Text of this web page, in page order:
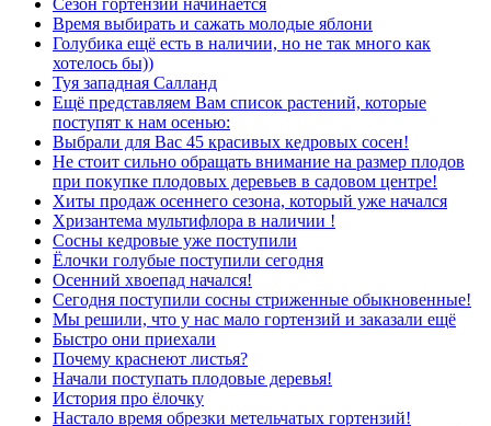
Сезон гортензий начинается
Время выбирать и сажать молодые яблони
Голубика ещё есть в наличии, но не так много как
хотелось бы))
Туя западная Салланд
Ещё представляем Вам список растений, которые
поступят к нам осенью:
Выбрали для Вас 45 красивых кедровых сосен!
Не стоит сильно обращать внимание на размер плодов
при покупке плодовых деревьев в садовом центре!
Хиты продаж осеннего сезона, который уже начался
Хризантема мультифлора в наличии !
Сосны кедровые уже поступили
Ёлочки голубые поступили сегодня
Осенний хвоепад начался!
Сегодня поступили сосны стриженные обыкновенные!
Мы решили, что у нас мало гортензий и заказали ещё
Быстро они приехали
Почему краснеют листья?
Начали поступать плодовые деревья!
История про ёлочку
Настало время обрезки метельчатых гортензий!